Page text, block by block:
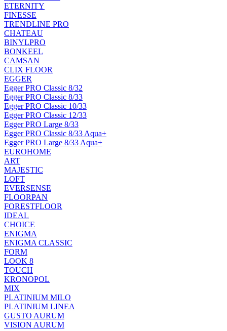
ETERNITY
FINESSE
TRENDLINE PRO
CHATEAU
BINYLPRO
BONKEEL
CAMSAN
CLIX FLOOR
EGGER
Egger PRO Classic 8/32
Egger PRO Classic 8/33
Egger PRO Classic 10/33
Egger PRO Classic 12/33
Egger PRO Large 8/33
Egger PRO Classic 8/33 Aqua+
Egger PRO Large 8/33 Aqua+
EUROHOME
ART
MAJESTIC
LOFT
EVERSENSE
FLOORPAN
FORESTFLOOR
IDEAL
CHOICE
ENIGMA
ENIGMA CLASSIC
FORM
LOOK 8
TOUCH
KRONOPOL
MIX
PLATINIUM MILO
PLATINIUM LINEA
GUSTO AURUM
VISION AURUM